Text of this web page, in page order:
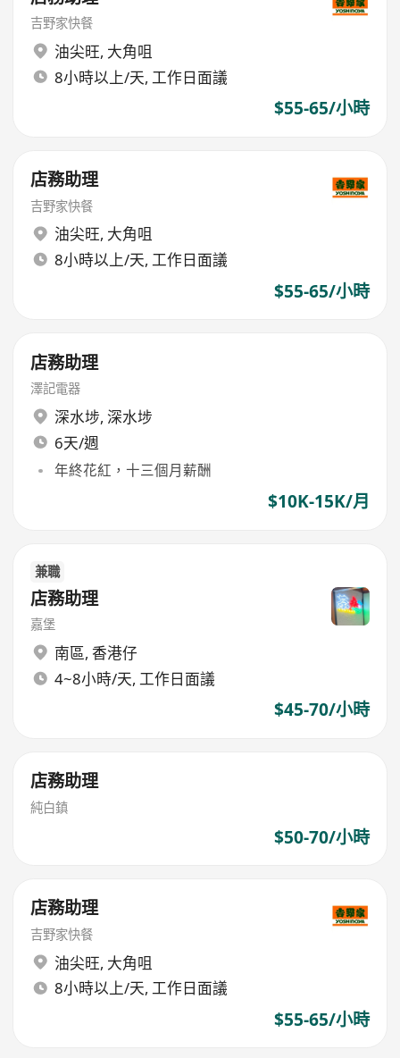
吉野家快餐
油尖旺, 大角咀
8小時以上/天, 工作日面議
$55-65/小時
店務助理
吉野家快餐
油尖旺, 大角咀
8小時以上/天, 工作日面議
$55-65/小時
店務助理
澤記電器
深水埗, 深水埗
6天/週
年終花紅，十三個月薪酬
$10K-15K/月
兼職
店務助理
嘉堡
南區, 香港仔
4~8小時/天, 工作日面議
$45-70/小時
店務助理
純白鎮
$50-70/小時
店務助理
吉野家快餐
油尖旺, 大角咀
8小時以上/天, 工作日面議
$55-65/小時